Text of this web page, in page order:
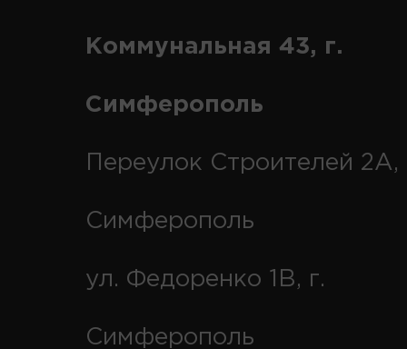
Коммунальная 43, г.
Симферополь
Переулок Строителей 2А,
Симферополь
ул. Федоренко 1В, г.
Симферополь